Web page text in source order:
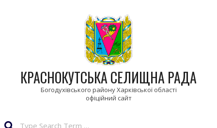
КРАСНОКУТСЬКА СЕЛИЩНА РАДА
Богодухівського району Харківської області